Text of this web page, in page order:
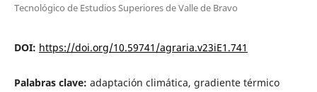
Tecnológico de Estudios Superiores de Valle de Bravo
DOI: https://doi.org/10.59741/agraria.v23iE1.741
Palabras clave: adaptación climática, gradiente térmico